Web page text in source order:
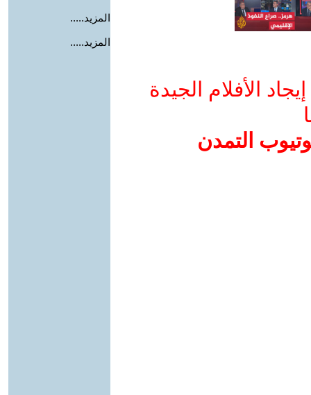
الأفلام الجيدة
التمدن
المزيد.....
المزيد.....